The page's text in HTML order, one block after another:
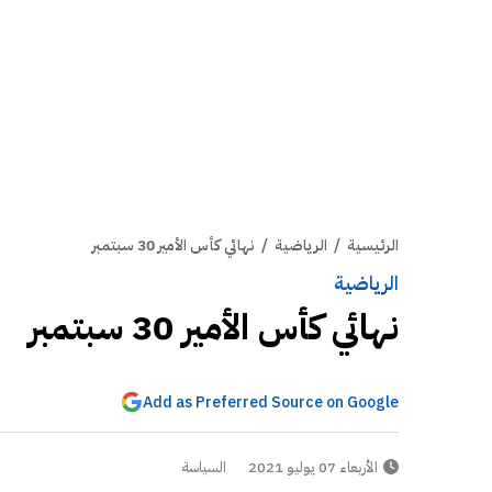
الرئيسية / الرياضية / نهائي كأس الأمير 30 سبتمبر
الرياضية
نهائي كأس الأمير 30 سبتمبر
Add as Preferred Source on Google
الأربعاء 07 يوليو 2021 السياسة